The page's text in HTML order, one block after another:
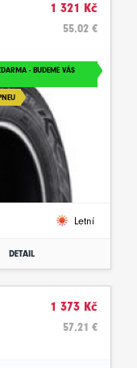
1 321 Kč
55.02 €
- BUDEME VÁS
Letní
DETAIL
1 373 Kč
57.21 €